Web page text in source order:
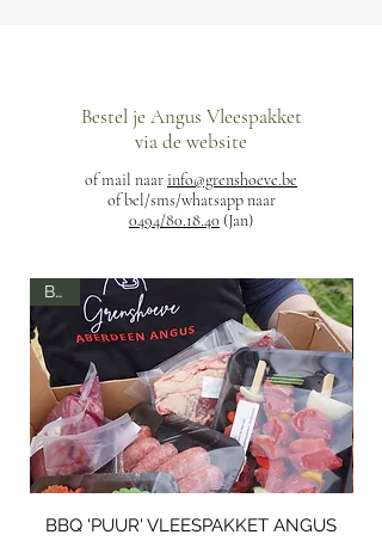
Bestel je Angus Vleespakket
via de website
of mail naar info@grenshoeve.be
of bel/sms/whatsapp naar
0494/80.18.40 (Jan)
BBQ
BBQ 'PUUR' VLEESPAKKET ANGUS